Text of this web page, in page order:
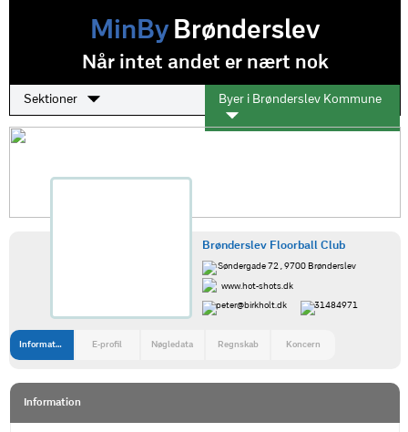
MinByBrønderslev
Når intet andet er nært nok
Sektioner Byer i Brønderslev Kommune
Brønderslev Floorball Club
Søndergade 72 , 9700 Brønderslev
www.hot-shots.dk
peter@birkholt.dk
31484971
Information E-profil Nøgledata Regnskab Koncern
Information